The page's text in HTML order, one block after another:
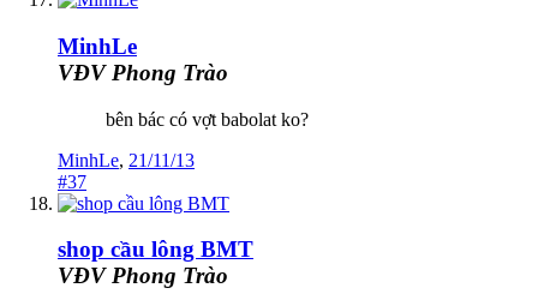
MinhLe
VĐV Phong Trào
bên bác có vợt babolat ko?
MinhLe, 21/11/13
#37
shop cầu lông BMT
VĐV Phong Trào